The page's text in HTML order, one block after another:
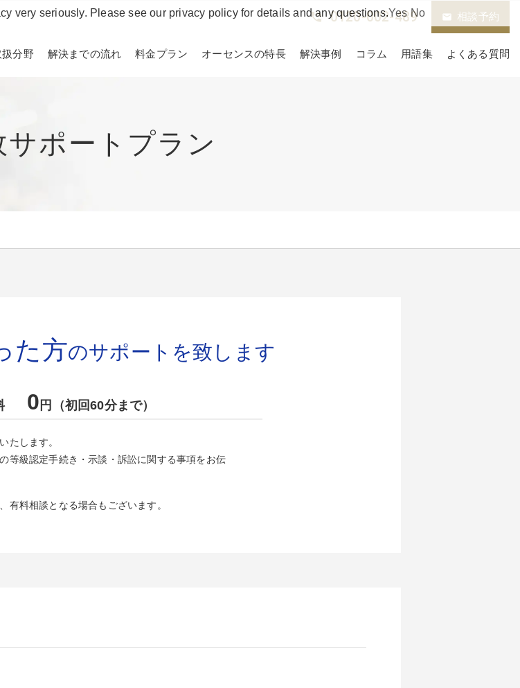
phone_in_talk 0120-002-489 email 相談予約
扱分野 解決までの流れ 料金プラン オーセンスの特長 解決事例 コラム 用語集 よくある質問
サポートプラン
た方のサポートを致します
0 円（初回60分まで）
たします。
等級認定手続き・示談・訴訟に関する事項をお伝
有料相談となる場合もございます。
very seriously. Please see our privacy policy for details and any questions.Yes No